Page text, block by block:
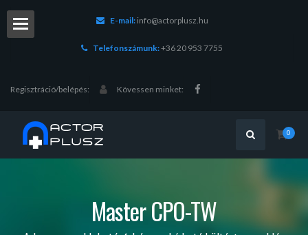
E-mail: info@actorplusz.hu
Telefonszámunk:+36 20 953 7755
Regisztráció/belépés: Kövessen minket:
0
Master CPO-TW